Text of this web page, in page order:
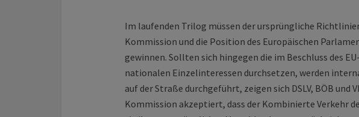
Im laufenden Trilog müssen der ursprüngliche
Kommission und die Position des Europäischen
gewinnen. Sollten sich hingegen die im Beschluss des
nationalen Einzelinteressen durchsetzen, werden
auf der Straße durchgeführt, zeigen sich DSLV, BÖB und
Kommission akzeptiert, dass der Kombinierte Verkehr